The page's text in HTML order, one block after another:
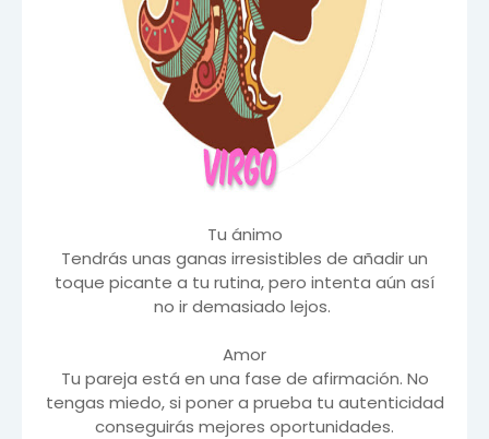
Tu ánimo
Tendrás unas ganas irresistibles de añadir un
toque picante a tu rutina, pero intenta aún así
no ir demasiado lejos.
Amor
Tu pareja está en una fase de afirmación. No
tengas miedo, si poner a prueba tu autenticidad
conseguirás mejores oportunidades.